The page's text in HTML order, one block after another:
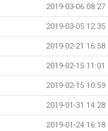
2019-03-06 08:27
2019-03-05 12:35
2019-02-21 16:58
2019-02-15 11:01
2019-02-15 10:59
2019-01-31 14:28
2019-01-24 16:18